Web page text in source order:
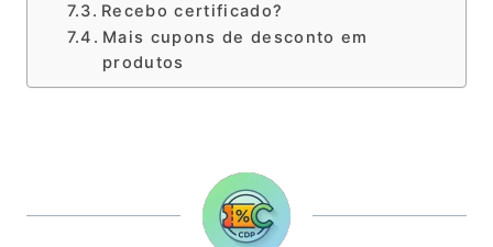
Recebo certificado?
Mais cupons de desconto em
produtos